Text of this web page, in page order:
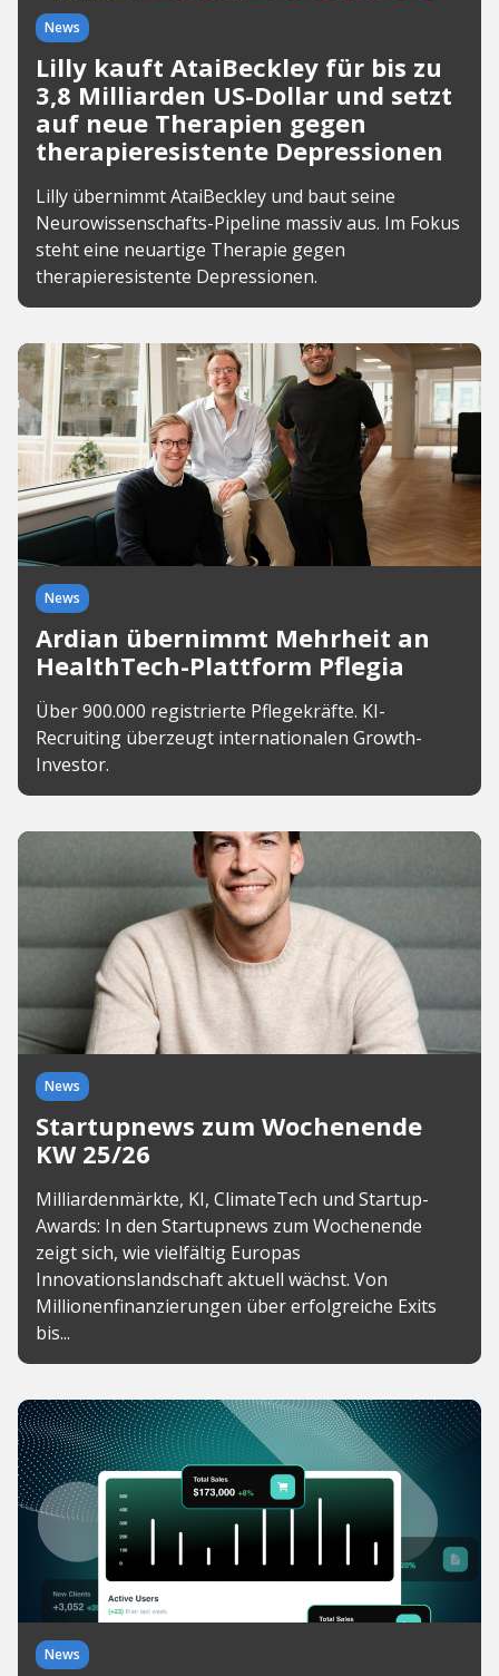
News
Lilly kauft AtaiBeckley für bis zu
3,8 Milliarden US-Dollar und setzt
auf neue Therapien gegen
therapieresistente Depressionen
Lilly übernimmt AtaiBeckley und baut seine
Neurowissenschafts-Pipeline massiv aus. Im Fokus
steht eine neuartige Therapie gegen
therapieresistente Depressionen.
News
Ardian übernimmt Mehrheit an
HealthTech-Plattform Pflegia
Über 900.000 registrierte Pflegekräfte. KI-
Recruiting überzeugt internationalen Growth-
Investor.
News
Startupnews zum Wochenende
KW 25/26
Milliardenmärkte, KI, ClimateTech und Startup-
Awards: In den Startupnews zum Wochenende
zeigt sich, wie vielfältig Europas
Innovationslandschaft aktuell wächst. Von
Millionenfinanzierungen über erfolgreiche Exits
bis...
News